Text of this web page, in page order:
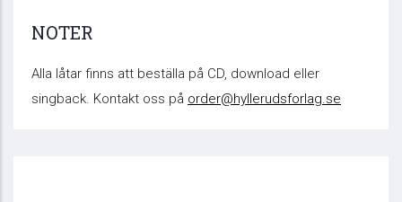
NOTER
Alla låtar finns att beställa på CD, download eller
singback. Kontakt oss på order@hyllerudsforlag.se